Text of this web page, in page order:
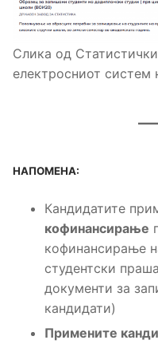
Слика од
електросниот систем
НАПОМЕНА:
Кандидатите
кофинансирање
кофинансирање
студентски
документи за
кандидати)
Примените